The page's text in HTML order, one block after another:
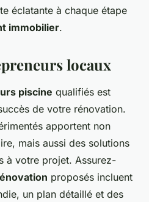
éclatante à chaque étape
immobilier.
locaux
piscine qualifiés est
de votre rénovation.
apportent non
mais aussi des solutions
à votre projet. Assurez-
proposés incluent
un plan détaillé et des